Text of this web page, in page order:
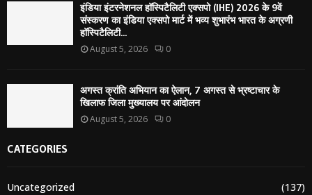
इंडिया इंटरनेशनल हॉस्पिटैलिटी एक्सपो (IHE) 2026 के 9वें
संस्करण का इंडिया एक्सपो मार्ट में भव्य शुभारंभ भारत के अग्रणी
हॉस्पिटैलिटी...
August 5, 2026 0
अगस्त क्रांति अभियान का ऐलान, 7 अगस्त से भ्रष्टाचार के
खिलाफ जिला मुख्यालय पर आंदोलन
August 5, 2026 0
CATEGORIES
Uncategorized
(137)